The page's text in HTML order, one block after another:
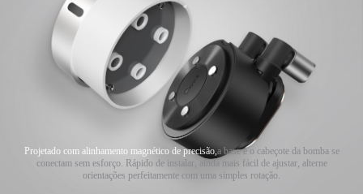
Projetado com alinhamento magnético de precisão,a base e o cabeçote da bomba se
conectam sem esforço. Rápido de instalar, ainda mais fácil de ajustar, alterne
orientações perfeitamente com uma simples rotação.